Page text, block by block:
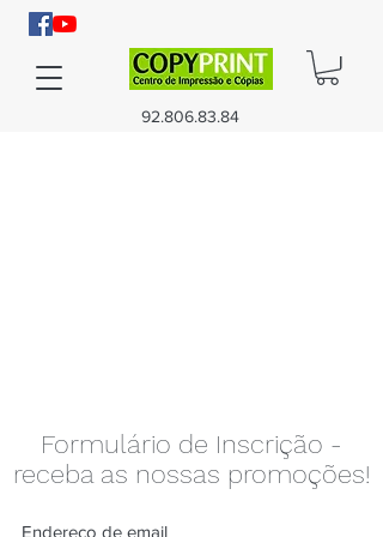
92.806.83.84
Formulário de Inscrição -
receba as nossas promoções!